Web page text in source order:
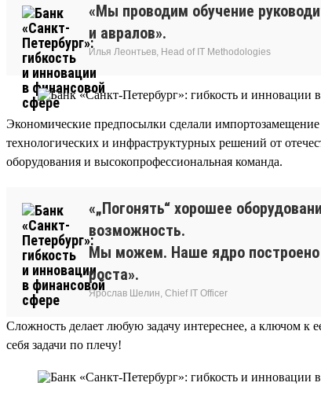
«Мы проводим обучение
и авралов».
Илья Леонтьев, Head of IT Methodologies
Экономические предпосылки сделали
технологических и инфраструктурных решений от
оборудования и высокопрофессиональная команда.
«„Погонять“ хорошее
возможность.
Мы можем. Наше ядро построено
роста».
Ярослав Шелин, Chief IT Officer
Сложность делает любую задачу интереснее, а ключом
себя задачи по плечу!